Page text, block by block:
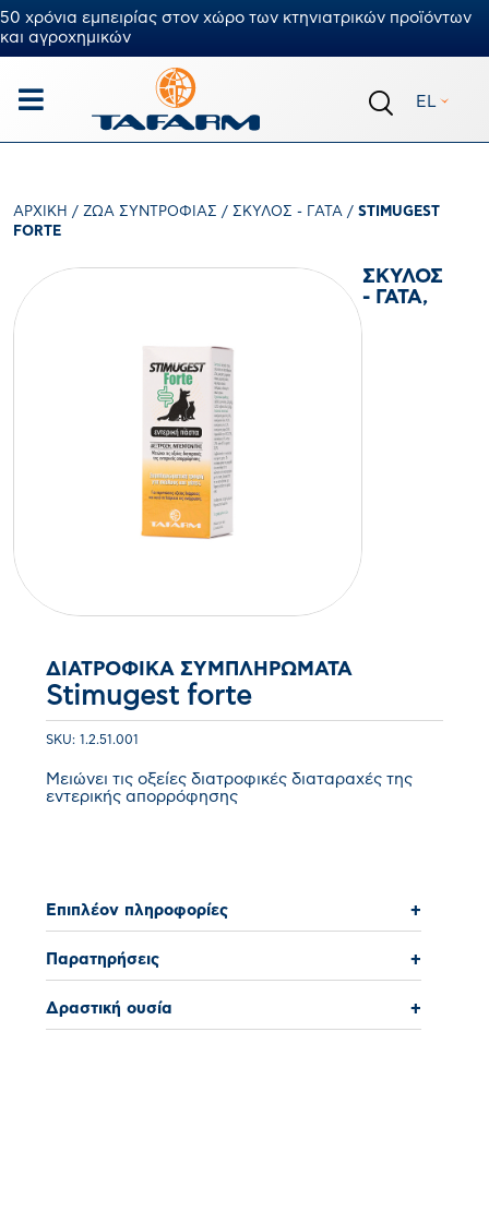
50 χρόνια εμπειρίας στον χώρο των κτηνιατρικών προϊόντων
και αγροχημικών
EL
ΑΡΧΙΚΉ / ΖΏΑ ΣΥΝΤΡΟΦΙΆΣ / ΣΚΎΛΟΣ - ΓΆΤΑ / STIMUGEST
FORTE
ΣΚΎΛΟΣ
- ΓΆΤΑ,
ΔΙΑΤΡΟΦΙΚΆ ΣΥΜΠΛΗΡΏΜΑΤΑ
Stimugest forte
SKU: 1.2.51.001
Μειώνει τις οξείες διατροφικές διαταραχές της
εντερικής απορρόφησης
Επιπλέον πληροφορίες +
Παρατηρήσεις +
Δραστική ουσία +